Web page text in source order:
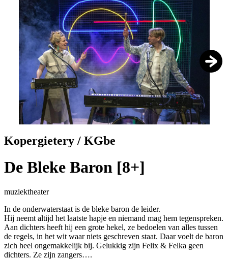
1/9
Kopergietery / KGbe
De Bleke Baron [8+]
muziektheater
In de onderwaterstaat is de bleke baron de leider.
Hij neemt altijd het laatste hapje en niemand mag hem tegenspreken.
Aan dichters heeft hij een grote hekel, ze bedoelen van alles tussen
de regels, in het wit waar niets geschreven staat. Daar voelt de baron
zich heel ongemakkelijk bij. Gelukkig zijn Felix & Felka geen
dichters. Ze zijn zangers….